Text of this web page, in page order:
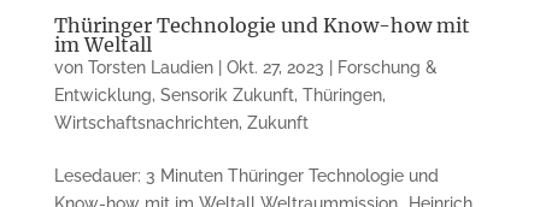
Thüringer Technologie und Know-how mit
im Weltall
von Torsten Laudien| Okt. 27, 2023
Forschung &
Entwicklung, Sensorik Zukunft, Thüringen,
Wirtschaftsnachrichten, Zukunft
Lesedauer: 3 Minuten Thüringer Technologie und